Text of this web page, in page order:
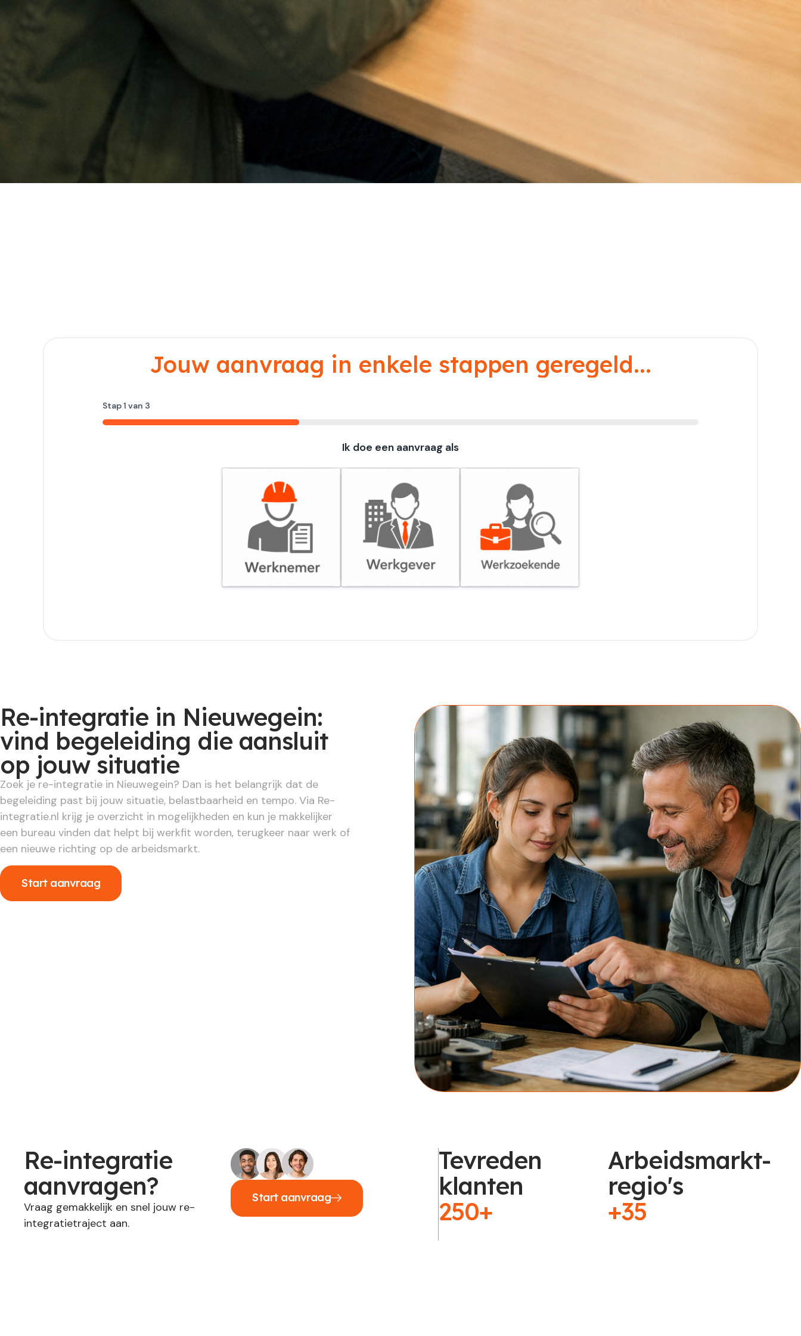
Jouw aanvraag in enkele stappen geregeld...
Stap1 van 3
33%
Ik doe een aanvraag als
Werknemer Werkgever Werkzoekende
Re-integratie in Nieuwegein:
vind begeleiding die aansluit
op jouw situatie
Zoek je re-integratie in Nieuwegein? Dan is het belangrijk dat de
begeleiding past bij jouw situatie, belastbaarheid en tempo. Via Re-
integratie.nl krijg je overzicht in mogelijkheden en kun je makkelijker
een bureau vinden dat helpt bij werkfit worden, terugkeer naar werk of
een nieuwe richting op de arbeidsmarkt.
Start aanvraag
Re-integratie
aanvragen?
Vraag gemakkelijk en snel jouw re-
integratietraject aan.
Start aanvraag
Tevreden
klanten
250+
Arbeidsmarkt-
regio's
+35